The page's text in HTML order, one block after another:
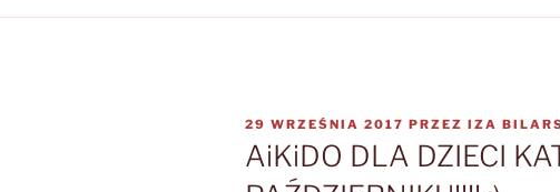
OPUBLIKOWANE
W
29 WRZEŚNIA 2017 PRZEZ IZA
AiKiDO DLA DZIECI